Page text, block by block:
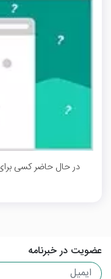
در حال حاضر کسی
عضویت در خبرنامه